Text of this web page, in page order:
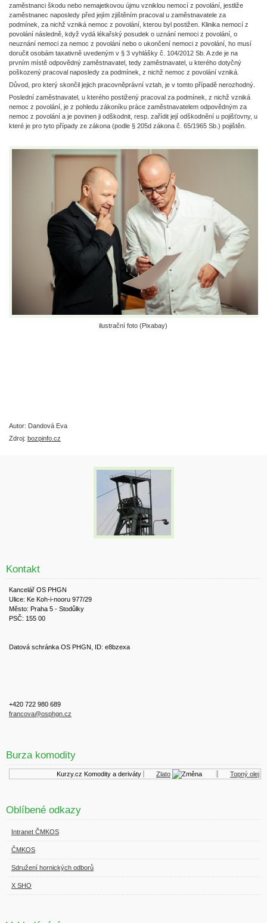
zaměstnanci škodu nebo nemajetkovou újmu vzniklou nemocí z povolání, jestliže
zaměstnanec naposledy před jejím zjištěním pracoval u zaměstnavatele za
podmínek, za nichž vzniká nemoc z povolání, kterou byl postižen. Klinika nemocí z
povolání následně, když vydá lékařský posudek o uznání nemoci z povolání, o
neuznání nemoci za nemoc z povolání nebo o ukončení nemoci z povolání, ho musí
doručit osobám taxativně uvedeným v § 3 vyhlášky č. 104/2012 Sb. A zde je na
prvním místě odpovědný zaměstnavatel, tedy zaměstnavatel, u kterého dotyčný
poškozený pracoval naposledy za podmínek, z nichž nemoc z povolání vzniká.
Důvod, pro který skončil jejich pracovněprávní vztah, je v tomto případě nerozhodný.
Poslední zaměstnavatel, u kterého postižený pracoval za podmínek, z nichž vzniká
nemoc z povolání, je z pohledu zákoníku práce zaměstnavatelem odpovědným za
nemoc z povolání a je povinen ji odškodnit, resp. zařídit její odškodnění u pojišťovny, u
které je pro tyto případy ze zákona (podle § 205d zákona č. 65/1965 Sb.) pojištěn.
ilustrační foto (Pixabay)
Autor: Dandová Eva
Zdroj: bozpinfo.cz
Kontakt
Kancelář OS PHGN
Ulice: Ke Koh-i-nooru 977/29
Město: Praha 5 - Stodůlky
PSČ: 155 00
Datová schránka OS PHGN, ID: e8bzexa
+420 722 980 689
francova@osphgn.cz
Burza komodity
Kurzy.cz Komodity a deriváty Zlato Topný olej
Oblíbené odkazy
Intranet ČMKOS
ČMKOS
Sdružení hornických odborů
X SHO